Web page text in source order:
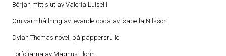
Början mitt slut av Valeria Luiselli
Om varmhållning av levande döda av Isabella Nilsson
Dylan Thomas novell på pappersrulle
Förföljarna av Magnus Florin